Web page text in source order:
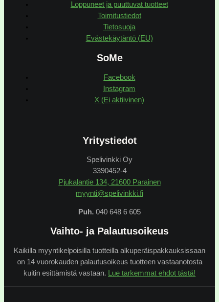
Loppuneet ja puuttuvat tuotteet
Toimitustiedot
Tietosuoja
Evästekäytäntö (EU)
SoMe
Facebook
Instagram
X (Ei aktiivinen)
Yritystiedot
Spelivinkki Oy
3390452-4
Pjukalantie 134, 21600 Parainen
myynti@spelivinkki.fi
Puh. 040 648 6 605
Vaihto- ja Palautusoikeus
Kaikilla myyntikelpoisilla tuotteilla alkuperäispakkauksissaan
on 14 vuorokauden palautusoikeus tuotteen vastaanotosta
kuitin esittämistä vastaan.
Lue tarkemmat ehdot tästä!